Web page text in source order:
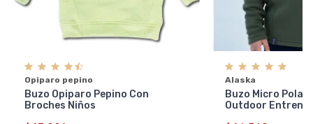
Opiparo pepino
Buzo Opiparo Pepino Con
Broches Niños
Alaska
Buzo Micro Polar
Outdoor